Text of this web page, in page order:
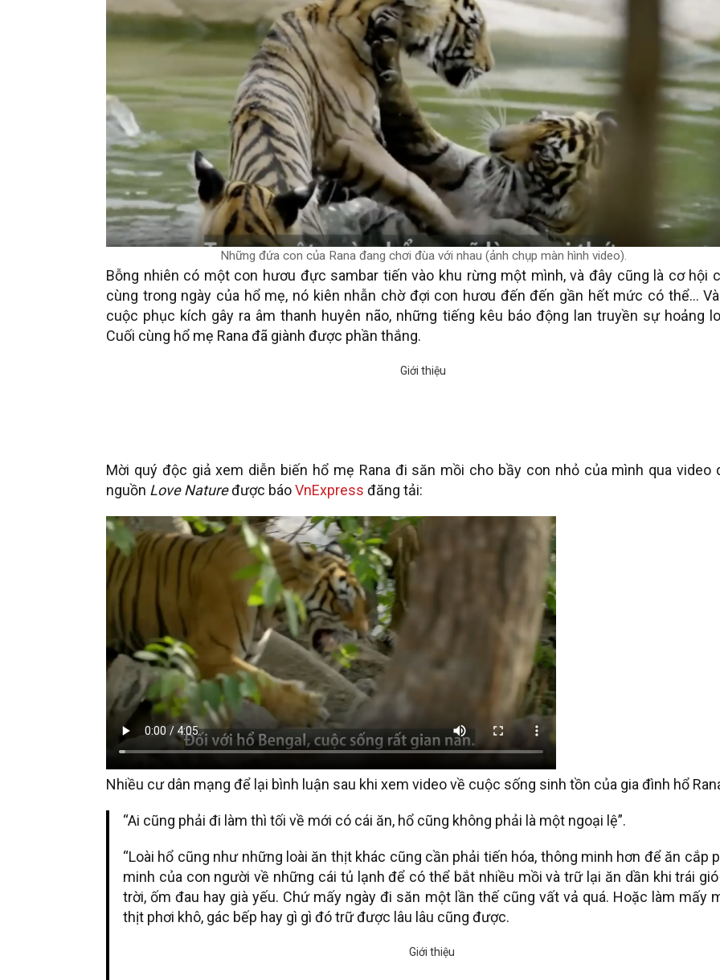
Những đứa con của Rana đang chơi đùa với nhau (ảnh chụp màn hình video).
Bỗng nhiên có một con hươu đực sambar tiến vào khu rừng một mình, và đây cũng là cơ hội
cùng trong ngày của hổ mẹ, nó kiên nhẫn chờ đợi con hươu đến đến gần hết mức có thể…
cuộc phục kích gây ra âm thanh huyên não, những tiếng kêu báo động lan truyền sự hoảng
Cuối cùng hổ mẹ Rana đã giành được phần thắng.
Mời quý độc giả xem diễn biến hổ mẹ Rana đi săn mồi cho bầy con nhỏ của mình qua video
nguồn Love Natuređược báoVnExpress đăng tải:
Nhiều cư dân mạng để lại bình luận sau khi xem video về cuộc sống sinh tồn của gia đình hổ
“Ai cũng phải đi làm thì tối về mới có cái ăn, hổ cũng không phải là một ngoại lệ”.
“Loài hổ cũng như những loài ăn thịt khác cũng cần phải tiến hóa, thông minh hơn để ăn cắp
minh của con người về những cái tủ lạnh để có thể bắt nhiều mồi và trữ lại ăn dần khi trái
trời, ốm đau hay già yếu. Chứ mấy ngày đi săn một lần thế cũng vất vả quá. Hoặc làm mấy
thịt phơi khô, gác bếp hay gì gì đó trữ được lâu lâu cũng được.